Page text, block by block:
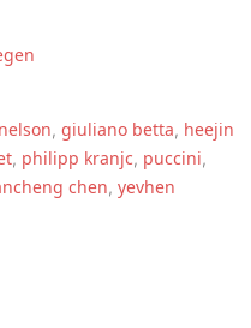
, giuliano betta, heejin
, philipp kranjc, puccini,
chen, yevhen